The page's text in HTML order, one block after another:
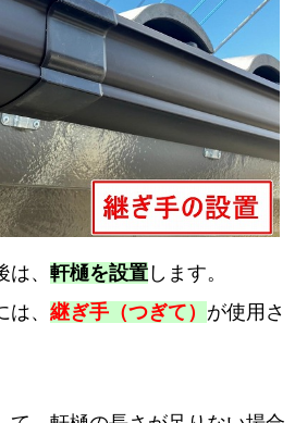
、 軒樋を設置 します。
、 継ぎ手（つぎて） が使用さ